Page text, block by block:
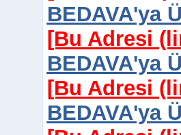
BEDAVA'ya
[Bu Adresi
BEDAVA'ya
[Bu Adresi
BEDAVA'ya